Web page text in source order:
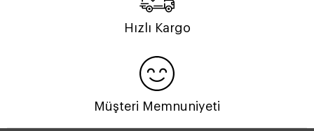
Hızlı Kargo
Müşteri Memnuniyeti